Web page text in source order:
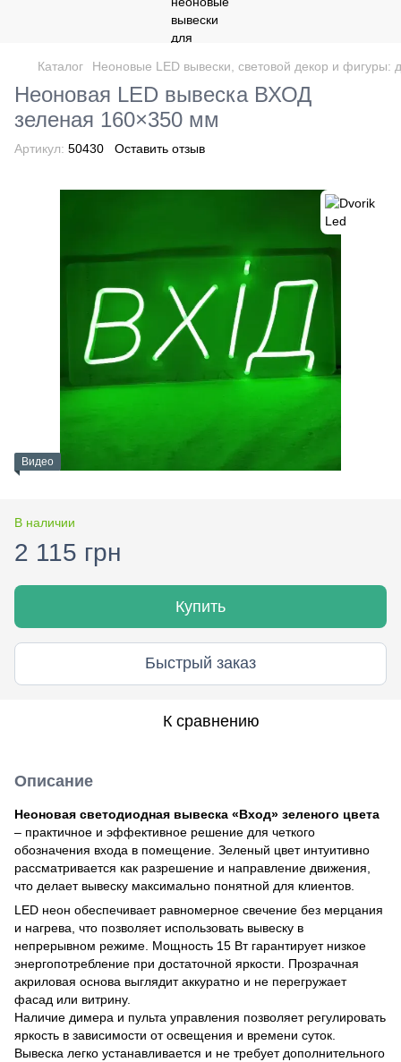
Каталог Неоновые LED вывески, световой декор и фигуры:
Неоновая LED вывеска ВХОД
зеленая 160×350 мм
Артикул: 50430 Оставить отзыв
Видео
В наличии
2 115 грн
Купить
Быстрый заказ
К сравнению
Описание
Неоновая светодиодная вывеска «Вход» зеленого цвета
– практичное и эффективное решение для четкого
обозначения входа в помещение. Зеленый цвет интуитивно
рассматривается как разрешение и направление движения,
что делает вывеску максимально понятной для клиентов.
LED неон обеспечивает равномерное свечение без мерцания
и нагрева, что позволяет использовать вывеску в
непрерывном режиме. Мощность 15 Вт гарантирует низкое
энергопотребление при достаточной яркости. Прозрачная
акриловая основа выглядит аккуратно и не перегружает
фасад или витрину.
Наличие димера и пульта управления позволяет регулировать
яркость в зависимости от освещения и времени суток.
Вывеска легко устанавливается и не требует дополнительного